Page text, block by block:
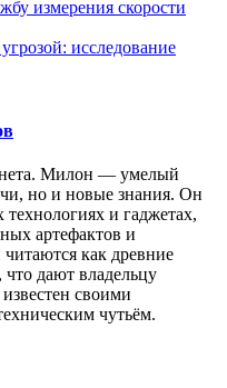
измерения скорости
исследование
Милон — умелый
но и новые знания. Он
и гаджетах,
артефактов и
как древние
дают владельцу
своими
чутьём.